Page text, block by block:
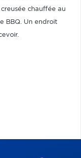
chauffée au
BBQ. Un endroit